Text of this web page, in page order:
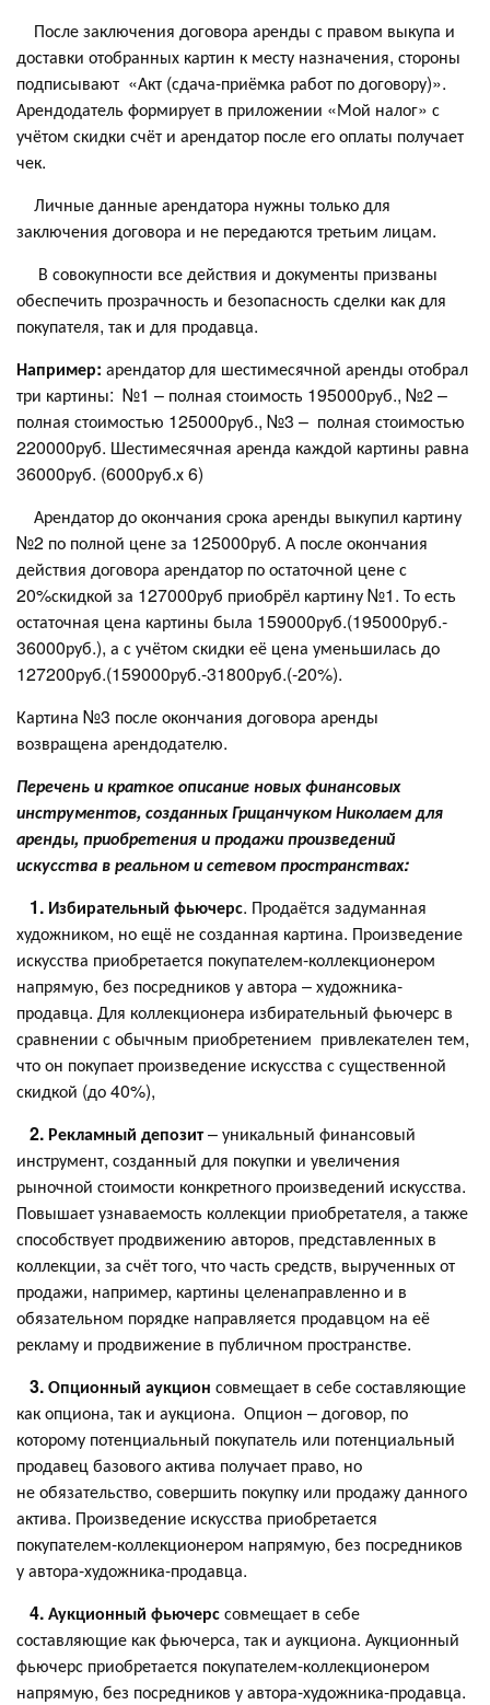
После заключения договора аренды с правом выкупа и
доставки отобранных картин к месту назначения, стороны
подписывают «Акт (сдача-приёмка работ по договору)».
Арендодатель формирует в приложении «Мой налог» с
учётом скидки счёт и арендатор после его оплаты получает
чек.
Личные данные арендатора нужны только для
заключения договора и не передаются третьим лицам.
В совокупности все действия и документы призваны
обеспечить прозрачность и безопасность сделки как для
покупателя, так и для продавца.
Например: арендатор для шестимесячной аренды отобрал
три картины: №1 – полная стоимость 195000руб., №2 –
полная стоимостью 125000руб., №3 – полная стоимостью
220000руб. Шестимесячная аренда каждой картины равна
36000руб. (6000руб.х 6)
Арендатор до окончания срока аренды выкупил картину
№2 по полной цене за 125000руб. А после окончания
действия договора арендатор по остаточной цене с
20%скидкой за 127000руб приобрёл картину №1. То есть
остаточная цена картины была 159000руб.(195000руб.-
36000руб.), а с учётом скидки её цена уменьшилась до
127200руб.(159000руб.-31800руб.(-20%).
Картина №3 после окончания договора аренды
возвращена арендодателю.
Перечень и краткое описание новых финансовых
инструментов, созданных Грицанчуком Николаемдля
аренды, приобретения и продажи произведений
искусства в реальном и сетевом пространствах:
1. Избирательный фьючерс. Продаётся задуманная
художником, но ещё не созданная картина. Произведение
искусства приобретается покупателем-коллекционером
напрямую, без посредников у автора – художника-
продавца. Для коллекционера избирательный фьючерс в
сравнении с обычным приобретением привлекателен тем,
что он покупает произведение искусства с существенной
скидкой (до 40%),
2. Рекламный депозит– уникальный финансовый
инструмент, созданный для покупки и увеличения
рыночной стоимости конкретного произведений искусства.
Повышает узнаваемость коллекции приобретателя, а также
способствует продвижению авторов, представленных в
коллекции, за счёт того, что часть средств, вырученных от
продажи, например, картины целенаправленно и в
обязательном порядке направляется продавцом на её
рекламу и продвижение в публичном пространстве.
3. Опционный аукцион совмещает в себе составляющие
как опциона, так и аукциона. Опцион – договор, по
которому потенциальный покупатель или потенциальный
продавец базового актива получает право, но
не обязательство, совершить покупку или продажу данного
актива. Произведение искусства приобретается
покупателем-коллекционером напрямую, без посредников
у автора-художника-продавца.
4. Аукционный фьючерссовмещает в себе
составляющие как фьючерса, так и аукциона. Аукционный
фьючерс приобретается покупателем-коллекционером
напрямую, без посредников у автора-художника-продавца.